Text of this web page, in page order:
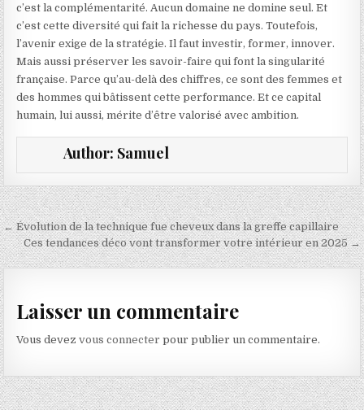
c’est la complémentarité. Aucun domaine ne domine seul. Et
c’est cette diversité qui fait la richesse du pays. Toutefois,
l’avenir exige de la stratégie. Il faut investir, former, innover.
Mais aussi préserver les savoir-faire qui font la singularité
française. Parce qu’au-delà des chiffres, ce sont des femmes et
des hommes qui bâtissent cette performance. Et ce capital
humain, lui aussi, mérite d’être valorisé avec ambition.
Author: Samuel
Navigation de l’article
← Évolution de la technique fue cheveux dans la greffe capillaire
Ces tendances déco vont transformer votre intérieur en 2025 →
Laisser un commentaire
Vous devezvous connecter pour publier un commentaire.